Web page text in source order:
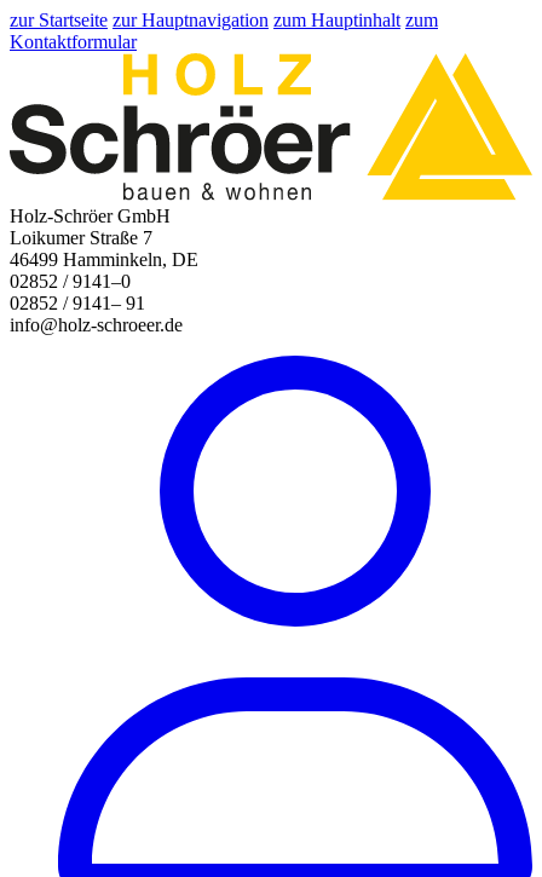
zur Startseite zur Hauptnavigation zum Hauptinhalt zum
Kontaktformular
Holz-Schröer GmbH
Loikumer Straße 7
46499 Hamminkeln, DE
02852 / 9141–0
02852 / 9141– 91
info@holz-schroeer.de